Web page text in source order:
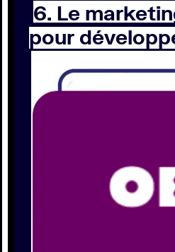
6. Le
pour